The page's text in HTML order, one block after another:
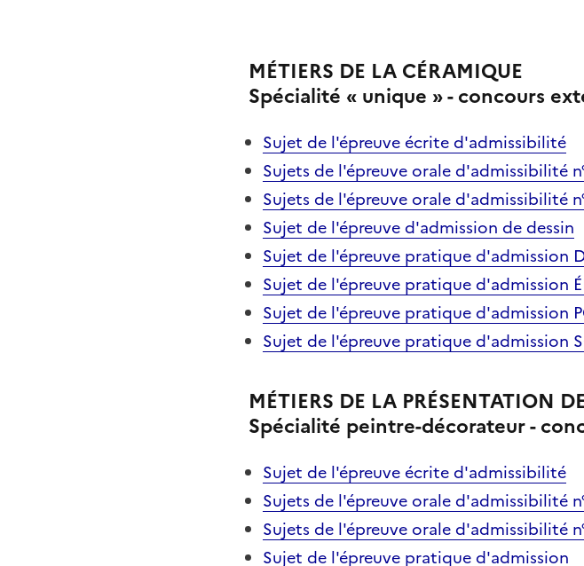
MÉTIERS DE LA CÉRAMIQUE
Spécialité « unique » - concours
Sujet de l'épreuve écrite d'admissibilité
Sujets de l'épreuve orale d'admissibilité
Sujets de l'épreuve orale d'admissibilité
Sujet de l'épreuve d'admission de dessin
Sujet de l'épreuve pratique d'admission
Sujet de l'épreuve pratique d'admission
Sujet de l'épreuve pratique d'admission
Sujet de l'épreuve pratique d'admission
MÉTIERS DE LA PRÉSENTATION
Spécialité peintre-décorateur -
Sujet de l'épreuve écrite d'admissibilité
Sujets de l'épreuve orale d'admissibilité
Sujets de l'épreuve orale d'admissibilité
Sujet de l'épreuve pratique d'admission